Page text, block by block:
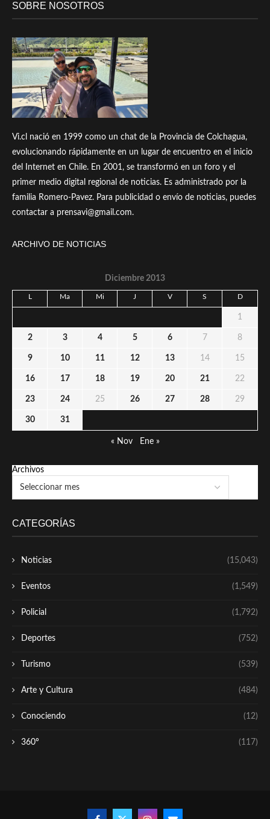
SOBRE NOSOTROS
Vi.cl nació en 1999 como un chat de la Provincia de Colchagua,
evolucionando rápidamente en un lugar de encuentro en el inicio
del Internet en Chile. En 2001, se transformó en un foro y el
primer medio digital regional de noticias. Es administrado por la
familia Romero-Pavez. Para publicidad o envío de noticias, puedes
contactar a prensavi@gmail.com.
ARCHIVO DE NOTICIAS
Diciembre 2013
L Ma Mi J V S D
1
2 3 4 5 6 7 8
9 10 11 12 13 14 15
16 17 18 19 20 21 22
23 24 25 26 27 28 29
30 31
« Nov Ene »
Archivos
CATEGORÍAS
Noticias (15,043)
Eventos (1,549)
Policial (1,792)
Deportes (752)
Turismo (539)
Arte y Cultura (484)
Conociendo (12)
360º (117)